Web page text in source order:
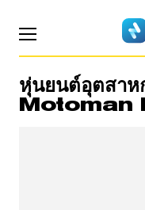
หุ่นยนต์อุตสา
Motoman